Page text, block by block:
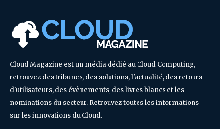
Cloud Magazine est un média dédié au Cloud Computing,
retrouvez des tribunes, des solutions, l'actualité, des retours
d'utilisateurs, des évènements, des livres blancs et les
nominations du secteur. Retrouvez toutes les informations
sur les innovations du Cloud.